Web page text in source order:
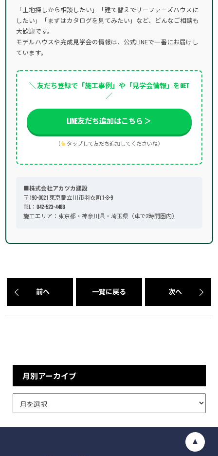
「土地探しから相談したい」「建て替えでサーファーズハウスに
したい」「まずはカタログを見てみたい」など、どんなご相談も
大歓迎です。
モデルハウスや完成見学会の情報は、公式LINEで一番にお届けし
ています。
＼ 友だち登録で「施工事例」や「見学会情報」をGET
／
LINE友だち追加はこちら ＞
（ タップして友だち追加してくださいね）
■株式会社アカツカ建設
〒190-0021 東京都立川市羽衣町1-8-9
TEL： 042-523-4488
施工エリア：東京都・神奈川県・埼玉県（車で2時間圏内）
前へ 一覧に戻る 次へ
月別アーカイブ